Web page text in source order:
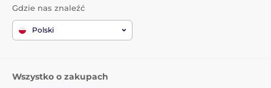
Gdzie nas znaleźć
Polski
Wszystko o zakupach